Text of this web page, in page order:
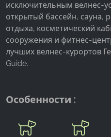
исключительным велнес-
открытый бассейн, сауна,
отдыха, косметический
сооружения и фитнес-
лучших велнес-курортов
Guide.
Особенности :
Google Analytics
_ga, _gid, _gac_gb_
Provider:
сайта
Cookie duration:
24 часа - 2 года